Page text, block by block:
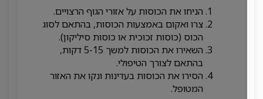
הניחו את הכוסות על אזורי הגוף הרצויים.
צרו ואקום באמצעות הכוסות, בהתאם לסוג
הכוס (כוסות זכוכית או כוסות סיליקון).
השאירו את הכוסות למשך 5-15 דקות,
בהתאם לצורך הטיפולי.
הסירו את הכוסות בעדינות ונקו את האזור
המטופל.